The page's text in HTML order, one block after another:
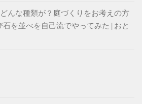
んな種類が？庭づくりをお考えの方
石を並べを自己流でやってみた | おと